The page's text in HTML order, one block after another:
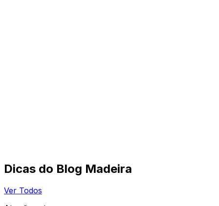
Dicas do Blog Madeira
Ver Todos